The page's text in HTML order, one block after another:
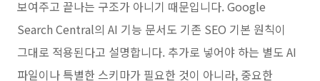
보여주고 끝나는 구조가 아니기 때문입니다. Google
Search Central의 AI 기능 문서도 기존 SEO 기본 원칙이
그대로 적용된다고 설명합니다. 추가로 넣어야 하는 별도 AI
파일이나 특별한 스키마가 필요한 것이 아니라, 중요한